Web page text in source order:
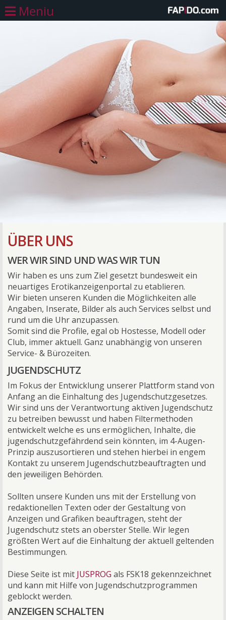
Meniu
ÜBER UNS
WER WIR SIND UND WAS WIR TUN
Wir haben es uns zum Ziel gesetzt bundesweit ein
neuartiges Erotikanzeigenportal zu etablieren.
Wir bieten unseren Kunden die Möglichkeiten alle
Angaben, Inserate, Bilder als auch Services selbst und
rund um die Uhr anzupassen.
Somit sind die Profile, egal ob Hostesse, Modell oder
Club, immer aktuell. Ganz unabhängig von unseren
Service- & Bürozeiten.
JUGENDSCHUTZ
Im Fokus der Entwicklung unserer Plattform stand von
Anfang an die Einhaltung des Jugendschutzgesetzes.
Wir sind uns der Verantwortung aktiven Jugendschutz
zu betreiben bewusst und haben Filtermethoden
entwickelt welche es uns ermöglichen, Inhalte, die
jugendschutzgefährdend sein könnten, im 4-Augen-
Prinzip auszusortieren und stehen hierbei in engem
Kontakt zu unserem Jugendschutzbeauftragten und
den jeweiligen Behörden.
Sollten unsere Kunden uns mit der Erstellung von
redaktionellen Texten oder der Gestaltung von
Anzeigen und Grafiken beauftragen, steht der
Jugendschutz stets an oberster Stelle. Wir legen
größten Wert auf die Einhaltung der aktuell geltenden
Bestimmungen.
Diese Seite ist mit JUSPROG als FSK18 gekennzeichnet
und kann mit Hilfe von Jugendschutzprogrammen
geblockt werden.
ANZEIGEN SCHALTEN